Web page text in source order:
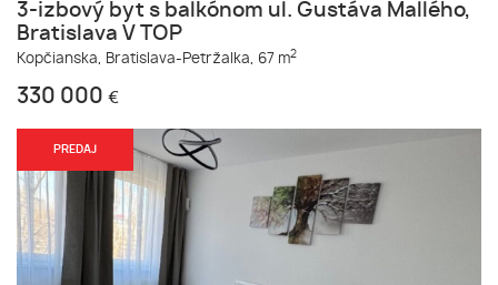
3-izbový byt s balkónom ul. Gustáva Mallého,
Bratislava V TOP
Kopčianska, Bratislava-Petržalka, 67 m2
330 000 €
PREDAJ